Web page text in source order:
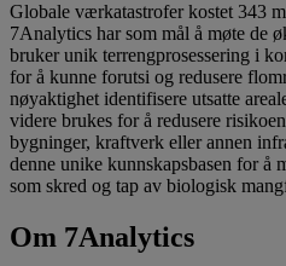
Globale værkatastrofer kostet 343
7Analytics har som mål å møte de
bruker unik terrengprosessering i
for å kunne forutsi og redusere
nøyaktighet identifisere utsatte
videre brukes for å redusere
bygninger, kraftverk eller annen
denne unike kunnskapsbasen for å
som skred og tap av biologisk
Om 7Analytics